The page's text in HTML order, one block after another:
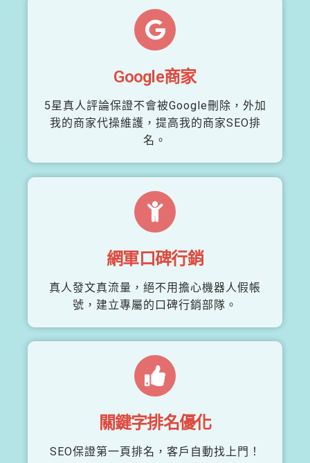
Google商家
5星真人評論保證不會被Google刪除，外加
我的商家代操維護，提高我的商家SEO排
名。
網軍口碑行銷
真人發文真流量，絕不用擔心機器人假帳
號，建立專屬的口碑行銷部隊。
關鍵字排名優化
SEO保證第一頁排名，客戶自動找上門！